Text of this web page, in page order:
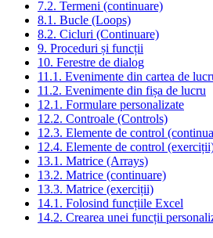
7.2. Termeni (continuare)
8.1. Bucle (Loops)
8.2. Cicluri (Continuare)
9. Proceduri și funcții
10. Ferestre de dialog
11.1. Evenimente din cartea de
11.2. Evenimente din fișa de lucru
12.1. Formulare personalizate
12.2. Controale (Controls)
12.3. Elemente de control
12.4. Elemente de control
13.1. Matrice (Arrays)
13.2. Matrice (continuare)
13.3. Matrice (exerciții)
14.1. Folosind funcțiile Excel
14.2. Crearea unei funcții